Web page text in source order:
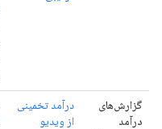
گزارش‌های
درآمد
درآمد تخمینی
از ویدیو